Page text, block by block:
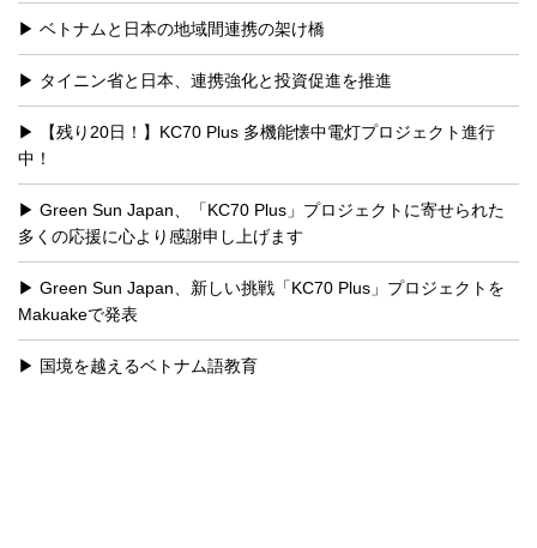
ベトナムと日本の地域間連携の架け橋
タイニン省と日本、連携強化と投資促進を推進
【残り20日！】KC70 Plus 多機能懐中電灯プロジェクト進行
中！
Green Sun Japan、「KC70 Plus」プロジェクトに寄せられた
多くの応援に心より感謝申し上げます
Green Sun Japan、新しい挑戦「KC70 Plus」プロジェクトを
Makuakeで発表
国境を越えるベトナム語教育